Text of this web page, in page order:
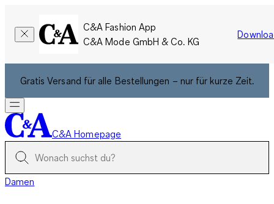
C&A Fashion App
C&A Mode GmbH & Co. KG
Gratis Versand für alle Bestellungen – nur für kurze Zeit.
C&A Homepage
Damen